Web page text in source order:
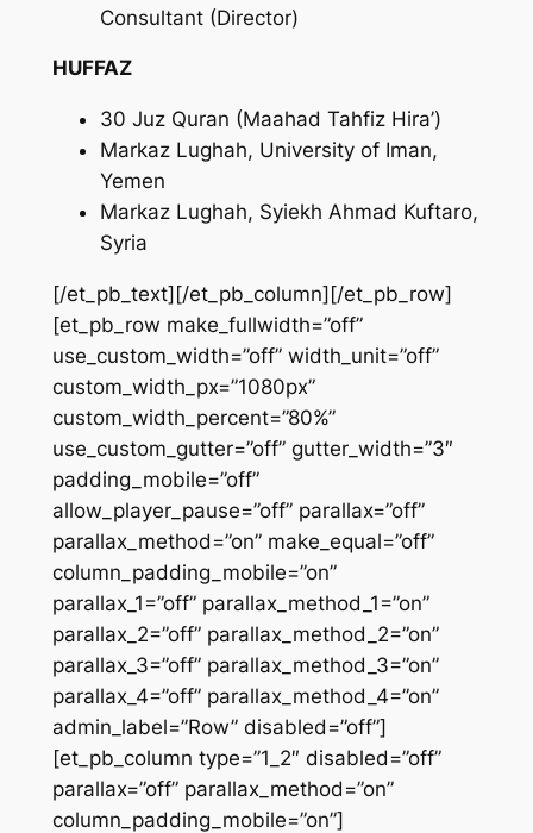
Consultant (Director)
HUFFAZ
30 Juz Quran (Maahad Tahfiz Hira’)
Markaz Lughah, University of Iman,
Yemen
Markaz Lughah, Syiekh Ahmad Kuftaro,
Syria
[/et_pb_text][/et_pb_column][/et_pb_row]
[et_pb_row make_fullwidth=”off”
use_custom_width=”off” width_unit=”off”
custom_width_px=”1080px”
custom_width_percent=”80%”
use_custom_gutter=”off” gutter_width=”3″
padding_mobile=”off”
allow_player_pause=”off” parallax=”off”
parallax_method=”on” make_equal=”off”
column_padding_mobile=”on”
parallax_1=”off” parallax_method_1=”on”
parallax_2=”off” parallax_method_2=”on”
parallax_3=”off” parallax_method_3=”on”
parallax_4=”off” parallax_method_4=”on”
admin_label=”Row” disabled=”off”]
[et_pb_column type=”1_2″ disabled=”off”
parallax=”off” parallax_method=”on”
column_padding_mobile=”on”]